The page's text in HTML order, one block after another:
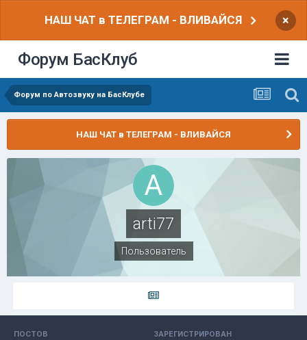
НАШ ЧАТ в ТЕЛЕГРАМ - ВЛИВАЙСЯ ×
Форум БасКлуб
Форум по Автозвуку на БасКлубе
НАШ ЧАТ в ТЕЛЕГРАМ - ВЛИВАЙСЯ
arti77
Пользователь
ПОСТОВ ЗАРЕГИСТРИРОВАН